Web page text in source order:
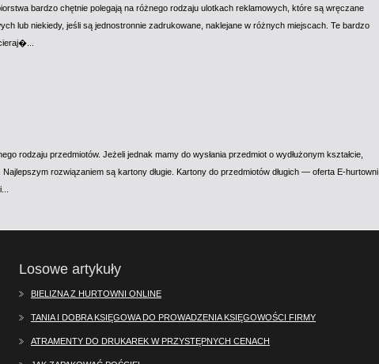
bardzo chętnie polegają na różnego rodzaju ulotkach reklamowych, które są wręczane
lub niekiedy, jeśli są jednostronnie zadrukowane, naklejane w różnych miejscach. Te bardzo
rodzaju przedmiotów. Jeżeli jednak mamy do wysłania przedmiot o wydłużonym kształcie,
rozwiązaniem są kartony długie. Kartony do przedmiotów długich — oferta E-hurtowni
Losowe artykuły
BIELIZNA Z HURTOWNI ONLINE
TANIA I DOBRA KSIĘGOWA DO PROWADZENIA KSIĘGOWOŚCI FIRMY
ATRAMENTY DO DRUKAREK W PRZYSTĘPNYCH CENACH